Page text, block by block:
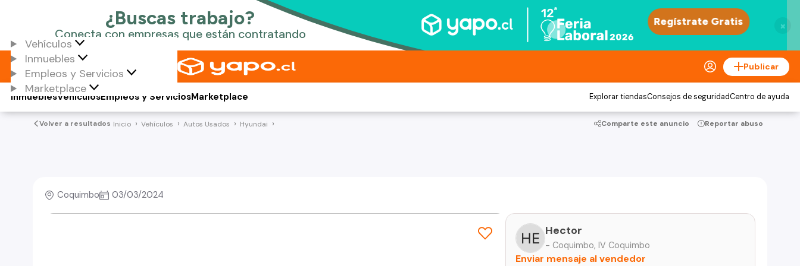
×
Vehículos
Inmuebles
Empleos y Servicios
Marketplace
Publicar
Vehículos
Inmuebles Empleos y ServiciosMarketplace Explorar tiendasConsejos de seguridadCentro de ayuda
Volver a resultados Inicio Vehículos Autos Usados Hyundai Comparte este anuncio Reportar abuso
Coquimbo 03/03/2024
Hector
- Coquimbo, IV Coquimbo
Enviar mensaje al vendedor